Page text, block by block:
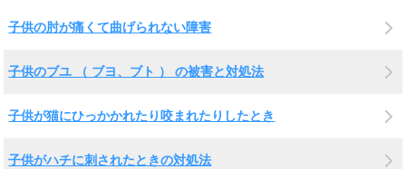
子供の肘が痛くて曲げられない障害
子供のブユ （ ブヨ、ブト ） の被害と対処法
子供が猫にひっかかれたり咬まれたりしたとき
子供がハチに刺されたときの対処法